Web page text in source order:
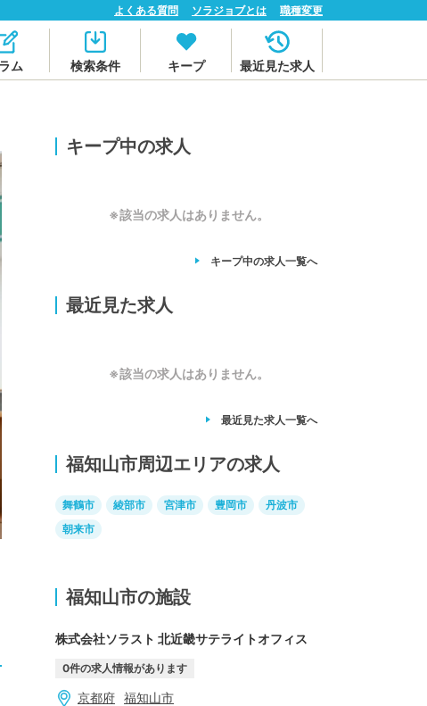
よくある質問 ソラジョブとは 職種変更
ム 検索条件 キープ 最近見た求人
キープ中の求人
※該当の求人はありません。
キープ中の求人一覧へ
最近見た求人
※該当の求人はありません。
最近見た求人一覧へ
福知山市周辺エリアの求人
舞鶴市 綾部市 宮津市 豊岡市
丹波市
朝来市
福知山市の施設
株式会社ソラスト 北近畿サテライトオフィス
0件の求人情報があります
京都府 福知山市